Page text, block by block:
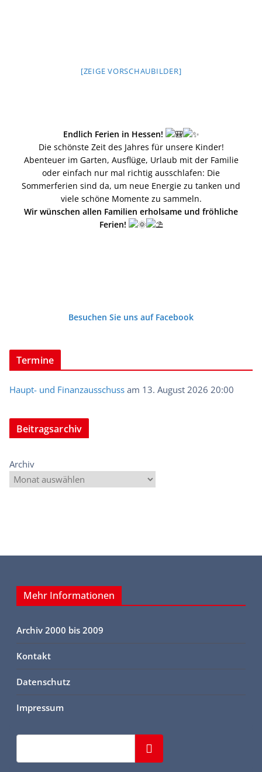
[ZEIGE VORSCHAUBILDER]
Endlich Ferien in Hessen!
Die schönste Zeit des Jahres für unsere Kinder!
Abenteuer im Garten, Ausflüge, Urlaub mit der Familie
oder einfach nur mal richtig ausschlafen: Die
Sommerferien sind da, um neue Energie zu tanken und
viele schöne Momente zu sammeln.
Wir wünschen allen Familien erholsame und fröhliche
Ferien!
Besuchen Sie uns auf Facebook
Termine
Haupt- und Finanzausschuss am 13. August 2026 20:00
Beitragsarchiv
Archiv
Mehr Informationen
Archiv 2000 bis 2009
Kontakt
Datenschutz
Impressum
Suchen